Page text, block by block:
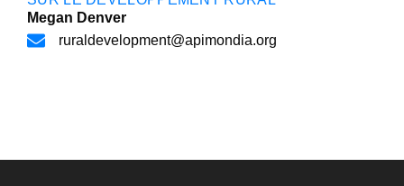
Megan Denver
ruraldevelopment@apimondia.org